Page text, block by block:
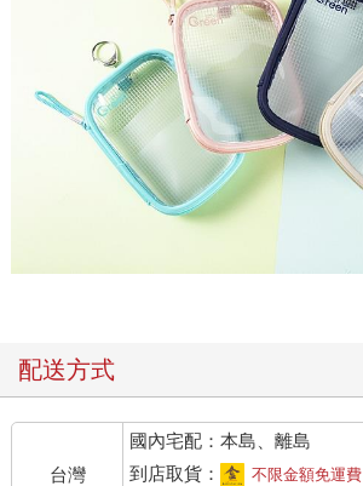
配送方式
台灣
國內宅配：本島、離島
到店取貨：
不限金額免運費